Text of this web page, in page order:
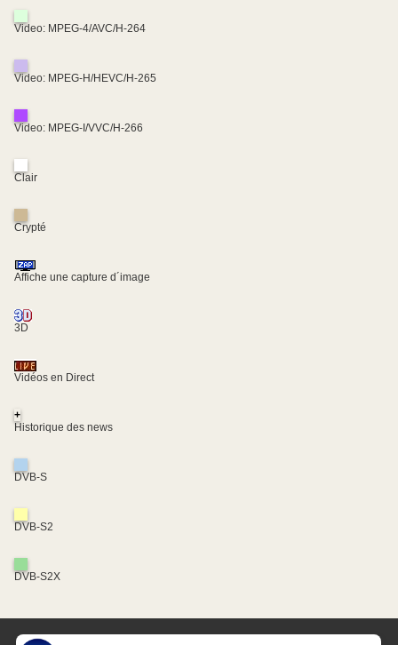
Video: MPEG-4/AVC/H-264
Video: MPEG-H/HEVC/H-265
Video: MPEG-I/VVC/H-266
Clair
Crypté
Affiche une capture d´image
3D
Vidéos en Direct
+
Historique des news
DVB-S
DVB-S2
DVB-S2X